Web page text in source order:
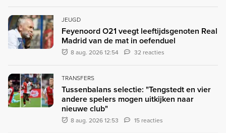
JEUGD
Feyenoord O21 veegt leeftijdsgenoten Real
Madrid van de mat in oefenduel
8 aug. 2026 12:54 32 reacties
TRANSFERS
Tussenbalans selectie: "Tengstedt en vier
andere spelers mogen uitkijken naar
nieuwe club"
8 aug. 2026 12:53 15 reacties